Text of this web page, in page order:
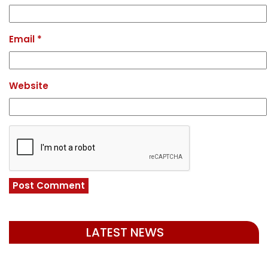
Email *
Website
LATEST NEWS